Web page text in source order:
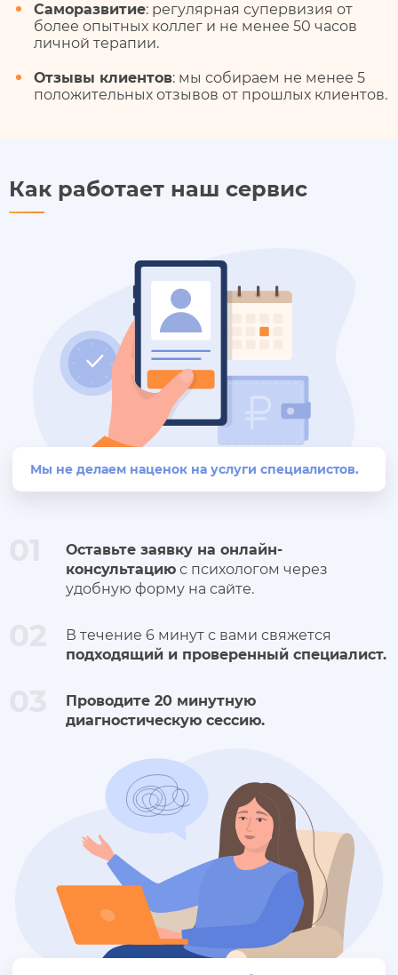
Саморазвитие: регулярная супервизия от
более опытных коллег и не менее 50 часов
личной терапии.
Отзывы клиентов: мы собираем не менее 5
положительных отзывов от прошлых клиентов.
Как работает наш сервис
Мы не делаем наценок на услуги специалистов.
Оставьте заявку на онлайн-
консультацию с психологом через
удобную форму на сайте.
В течение 6 минут с вами свяжется
подходящий и проверенный специалист.
Проводите 20 минутную
диагностическую сессию.